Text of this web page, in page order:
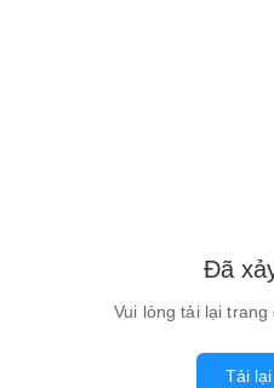
Đã
Vui lòng tải lại trang
Tải